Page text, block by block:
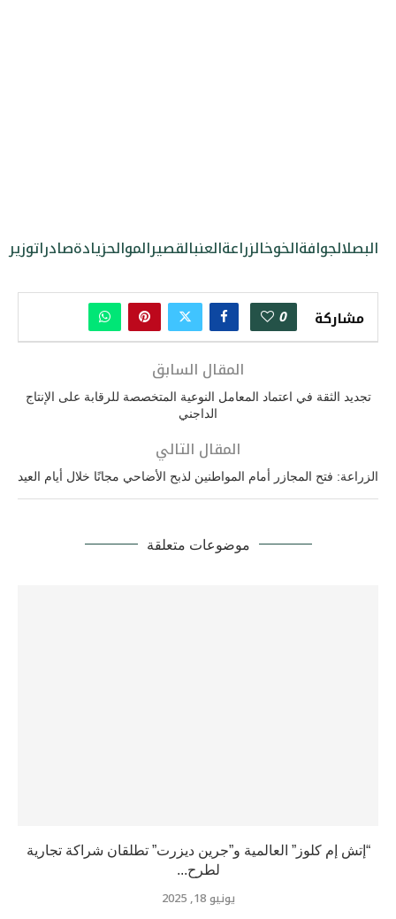
البصلالجوافةالخوخالزراعةالعنبالقصيرالموالحزيادةصادراتوزير
مشاركة 0
المقال السابق
تجديد الثقة في اعتماد المعامل النوعية المتخصصة للرقابة على الإنتاج
الداجني
المقال التالي
الزراعة: فتح المجازر أمام المواطنين لذبح الأضاحي مجانًا خلال أيام العيد
موضوعات متعلقة
“إتش إم كلوز” العالمية و”جرين ديزرت” تطلقان شراكة تجارية
لطرح...
يونيو 18, 2025